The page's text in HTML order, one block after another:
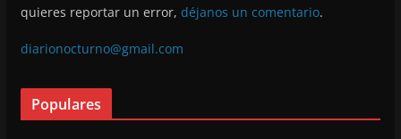
quieres reportar un error, déjanos un comentario.
diarionocturno@gmail.com
Populares